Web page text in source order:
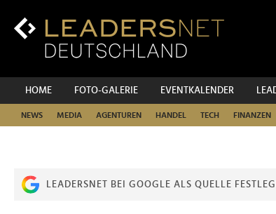
Inhalt
HOME FOTO-GALERIE EVENTKALENDER
NEWS MEDIA AGENTUREN HANDEL TECH FINANZEN
LEADERSNET BEI GOOGLE ALS QUELLE